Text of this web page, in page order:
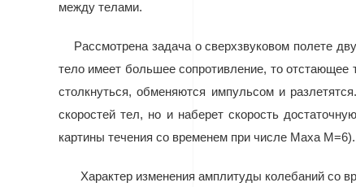
между телами.
Рассмотрена задача о сверхзвуковом полете
тело имеет большее сопротивление, то отстающее
столкнуться, обменяются импульсом и
скоростей тел, но и наберет скорость
картины течения со временем при числе Маха M=6).
Характер изменения амплитуды колебаний со